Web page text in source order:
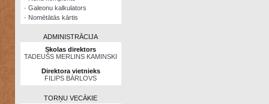
· Galeonu kalkulators
· Nomētātās kārtis
ADMINISTRĀCIJA
Skolas direktors
TADEUŠS MERLINS KAMINSKI
Direktora vietnieks
FILIPS BĀRLOVS
TORŅU VECĀKIE